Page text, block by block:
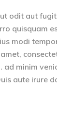
odit aut
quisquam
modi
minim
aute irure